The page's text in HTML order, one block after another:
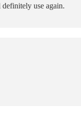
use again.